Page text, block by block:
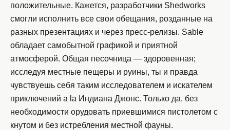
положительные. Кажется, разработчики Shedworks
смогли исполнить все свои обещания, розданные на
разных презентациях и через пресс-релизы. Sable
обладает самобытной графикой и приятной
атмосферой. Общая песочница — здоровенная;
исследуя местные пещеры и руины, ты и правда
чувствуешь себя таким исследователем и искателем
приключений a la Индиана Джонс. Только да, без
необходимости орудовать приевшимися пистолетом с
кнутом и без истребления местной фауны.